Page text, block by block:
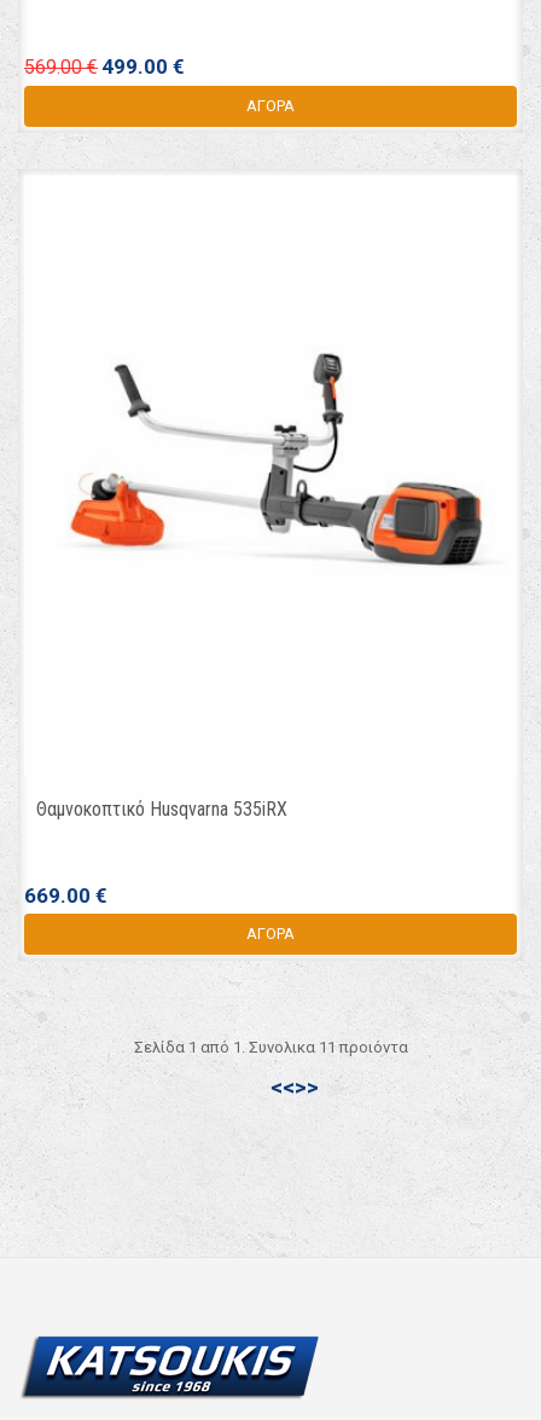
569.00 € 499.00 €
ΑΓΟΡΑ
Θαμνοκοπτικό Husqvarna 535iRX
669.00 €
ΑΓΟΡΑ
Σελίδα 1 από 1. Συνολικα 11 προιόντα
<<>>